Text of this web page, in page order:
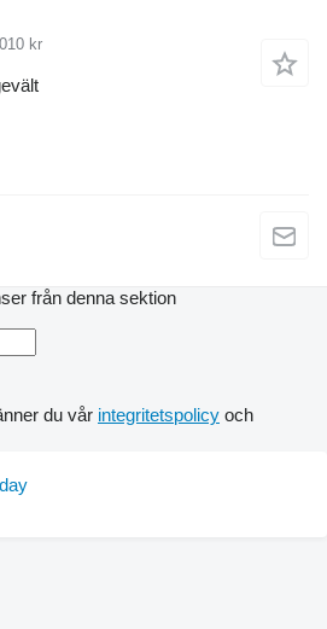
kr
från denna sektion
du vår integritetspolicy och